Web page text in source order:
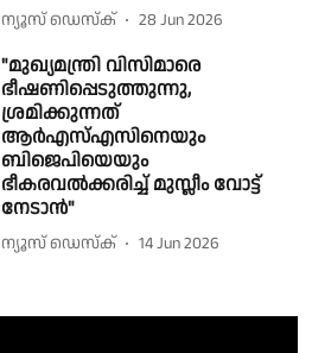
ന്യൂസ് ഡെസ്ക് 28 Jun 2026
"മുഖ്യമന്ത്രി വിസിമാരെ
ഭീഷണിപ്പെടുത്തുന്നു,
ശ്രമിക്കുന്നത്
ആർഎസ്എസിനെയും
ബിജെപിയെയും
ഭീകരവൽക്കരിച്ച് മുസ്ലീം വോട്ട്
നേടാൻ"
ന്യൂസ് ഡെസ്ക് 14 Jun 2026